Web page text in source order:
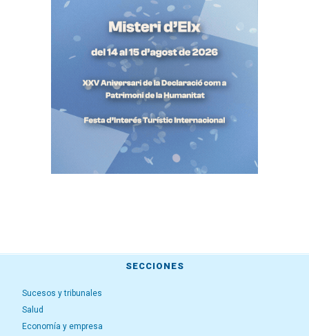
SECCIONES
Sucesos y tribunales
Salud
Economía y empresa